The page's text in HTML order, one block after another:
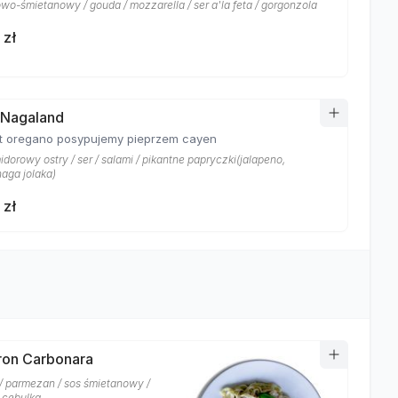
śmietanowy / gouda / mozzarella / ser a'la feta / gorgonzola
oregano posypujemy pieprzem cayen
ostry / ser / salami / pikantne papryczki(jalapeno,
jolaka)
Carbonara
parmezan / sos śmietanowy /